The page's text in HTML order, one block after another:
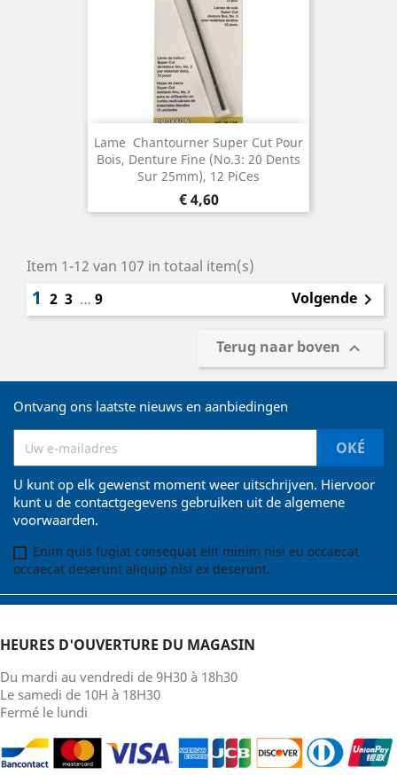
Lame  Chantourner Super Cut Pour
Bois, Denture Fine (No.3: 20 Dents
Sur 25mm), 12 Pices
Prijs
€ 4,60
Item 1-12 van 107 in totaal item(s)
1 2 3 … 9 Volgende 
Terug naar boven 
Ontvang ons laatste nieuws en aanbiedingen
U kunt op elk gewenst moment weer uitschrijven. Hiervoor
kunt u de contactgegevens gebruiken uit de algemene
voorwaarden.
Enim quis fugiat consequat elit minim nisi eu occaecat
occaecat deserunt aliquip nisi ex deserunt.
HEURES D'OUVERTURE DU MAGASIN
Du mardi au vendredi de 9H30 à 18h30
Le samedi de 10H à 18H30
Fermé le lundi